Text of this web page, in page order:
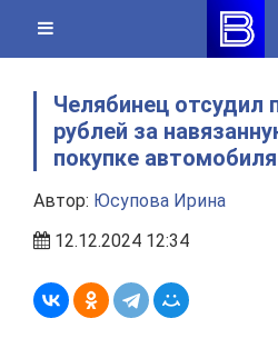
content
Челябинец отсудил
рублей за
покупке автомобиля
Автор: Юсупова Ирина
12.12.2024 12:34